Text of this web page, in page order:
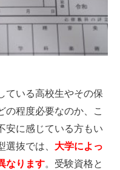
ている高校生やその保
の程度必要なのか、こ
安に感じている方もい
抜では、 大学によっ
なります。受験資格と